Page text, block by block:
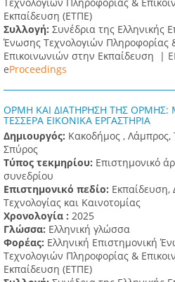
Εκπαίδευση (ΕΤΠΕ)
Συλλογή: Συνέδρια της Ελληνικής
Ένωσης Τεχνολογιών Πληροφορίας
Επικοινωνιών στην Εκπαίδευση |
eProceedings
ΟΡΜΗ ΚΑΙ ΔΙΑΤΗΡΗΣΗ ΤΗΣ ΟΡΜΗΣ:
ΤΕΣΣΕΡΑ ΕΙΚΟΝΙΚΑ ΕΡΓΑΣΤΗΡΙΑ
Δημιουργός: Κακοδήμος , Λάμπρος,
Σπύρος
Τύπος τεκμηρίου: Επιστημονικό
συνεδρίου
Επιστημονικό πεδίο: Εκπαίδευση,
Τεχνολογίας και Καινοτομίας
Χρονολογία : 2025
Γλώσσα: Ελληνική γλώσσα
Φορέας: Ελληνική Επιστημονική
Τεχνολογιών Πληροφορίας &
Εκπαίδευση (ΕΤΠΕ)